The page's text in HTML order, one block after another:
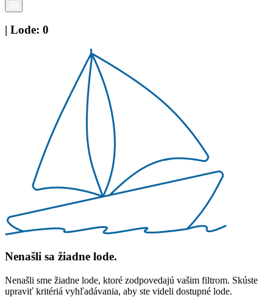
| Lode: 0
Nenašli sa žiadne lode.
Nenašli sme žiadne lode, ktoré zodpovedajú vašim filtrom. Skúste
upraviť kritériá vyhľadávania, aby ste videli dostupné lode.